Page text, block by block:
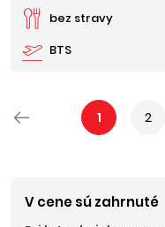
BTS
bez stravy
1 2
V cene sú zahrnuté